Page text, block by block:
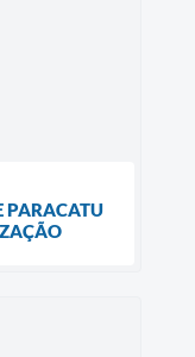
PARACATU